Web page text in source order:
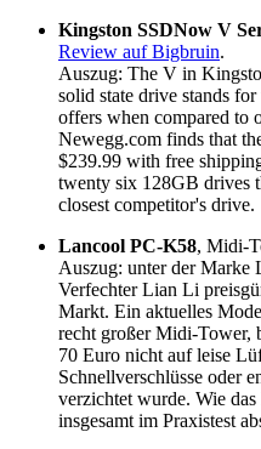
Kingston SSDNow V
Review auf Bigbruin.
Auszug: The V in
solid state drive stands
offers when compared to
Newegg.com finds that
$239.99 with free
twenty six 128GB drives
closest competitor's drive.
Lancool PC-K58, Midi-
Auszug: unter der
Verfechter Lian Li
Markt. Ein aktuelles
recht großer Midi-Tower,
70 Euro nicht auf leise
Schnellverschlüsse oder
verzichtet wurde. Wie
insgesamt im Praxistest